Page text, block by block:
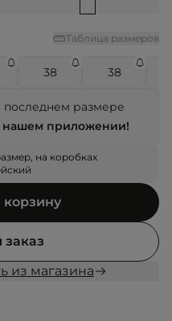
Таблица размеров
38 38
последнем размере
нашем приложении!
на коробках
корзину
из магазина